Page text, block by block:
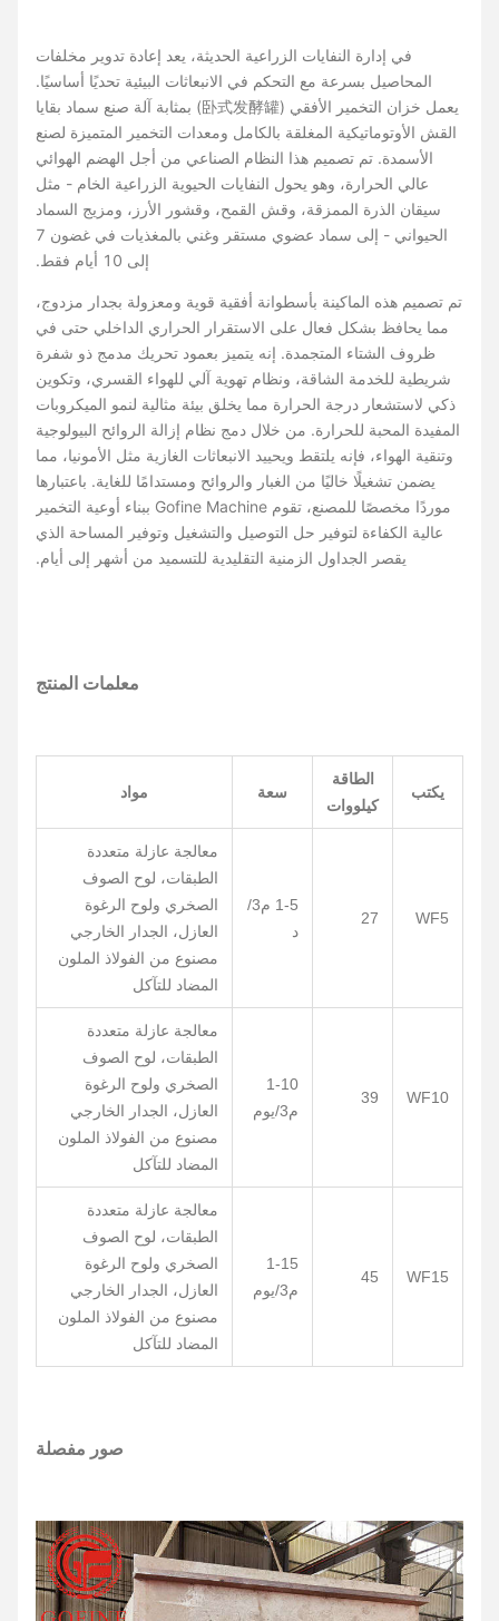
في إدارة النفايات الزراعية الحديثة، يعد إعادة تدوير مخلفات
المحاصيل بسرعة مع التحكم في الانبعاثات البيئية تحديًا أساسيًا.
يعمل خزان التخمير الأفقي (卧式发酵罐) بمثابة آلة صنع سماد بقايا
القش الأوتوماتيكية المغلقة بالكامل ومعدات التخمير المتميزة لصنع
الأسمدة. تم تصميم هذا النظام الصناعي من أجل الهضم الهوائي
عالي الحرارة، وهو يحول النفايات الحيوية الزراعية الخام - مثل
سيقان الذرة الممزقة، وقش القمح، وقشور الأرز، ومزيج السماد
الحيواني - إلى سماد عضوي مستقر وغني بالمغذيات في غضون 7
تم تصميم هذه الماكينة بأسطوانة أفقية قوية ومعزولة بجدار مزدوج،
مما يحافظ بشكل فعال على الاستقرار الحراري الداخلي حتى في
ظروف الشتاء المتجمدة. إنه يتميز بعمود تحريك مدمج ذو شفرة
شريطية للخدمة الشاقة، ونظام تهوية آلي للهواء القسري، وتكوين
ذكي لاستشعار درجة الحرارة مما يخلق بيئة مثالية لنمو الميكروبات
المفيدة المحبة للحرارة. من خلال دمج نظام إزالة الروائح البيولوجية
وتنقية الهواء، فإنه يلتقط ويحييد الانبعاثات الغازية مثل الأمونيا، مما
يضمن تشغيلًا خاليًا من الغبار والروائح ومستدامًا للغاية. باعتبارها
موردًا مخصصًا للمصنع، تقوم Gofine Machine ببناء أوعية التخمير
عالية الكفاءة لتوفير حل التوصيل والتشغيل وتوفير المساحة الذي
يقصر الجداول الزمنية التقليدية للتسميد من أشهر إلى أيام.
معلمات المنتج
الطاقة
كيلووات
1-5 م3/
معالجة عازلة متعددة
الطبقات، لوح الصوف
الصخري ولوح الرغوة
العازل، الجدار الخارجي
مصنوع من الفولاذ الملون
المضاد للتآكل
WF10
39
معالجة عازلة متعددة
الطبقات، لوح الصوف
الصخري ولوح الرغوة
العازل، الجدار الخارجي
مصنوع من الفولاذ الملون
المضاد للتآكل
WF15
45
معالجة عازلة متعددة
الطبقات، لوح الصوف
الصخري ولوح الرغوة
العازل، الجدار الخارجي
مصنوع من الفولاذ الملون
المضاد للتآكل
صور مفصلة